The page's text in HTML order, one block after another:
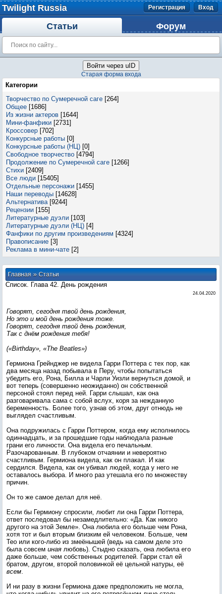
Twilight Russia Регистрация Вход
Статьи Форум
Войти через uID
Старая форма входа
Категории
Творчество по Сумеречной саге [264]
Общее [1686]
Из жизни актеров [1644]
Мини-фанфики [2731]
Кроссовер [702]
Конкурсные работы [0]
Конкурсные работы (НЦ) [0]
Свободное творчество [4794]
Продолжение по Сумеречной саге [1266]
Стихи [2409]
Все люди [15405]
Отдельные персонажи [1455]
Наши переводы [14628]
Альтернатива [9244]
Рецензии [155]
Литературные дуэли [103]
Литературные дуэли (НЦ) [4]
Фанфики по другим произведениям [4324]
Правописание [3]
Реклама в мини-чате [2]
Главная»Статьи
Список. Глава 42. День рождения
24.04.2020
Говорят, сегодня твой день рождения,
Но это и мой день рождения тоже.
Говорят, сегодня твой день рождения,
Так с днём рождения тебя!
(«Birthday», «The Beatles»)
Гермиона Грейнджер не видела Гарри Поттера с тех пор, как
два месяца назад побывала в Перу, чтобы попытаться
убедить его, Рона, Билла и Чарли Уизли вернуться домой, и
вот теперь (совершенно неожиданно) он собственной
персоной стоял перед ней. Гарри слышал, как она
разговаривала сама с собой вслух, коря за нежданную
беременность. Более того, узнав об этом, друг отнюдь не
выглядел счастливым.
Она подружилась с Гарри Поттером, когда ему исполнилось
одиннадцать, и за прошедшие годы наблюдала разные
грани его личности. Она видела его печальным.
Разочарованным. В глубоком отчаянии и невероятно
счастливым. Гермиона видела, как он плакал. И как
сердился. Видела, как он убивал людей, когда у него не
оставалось выбора. И много раз утешала его по множеству
причин.
Он то же самое делал для неё.
Если бы Гермиону спросили, любит ли она Гарри Поттера,
ответ последовал бы незамедлительно: «Да. Как никого
другого на этой Земле». Она любила его больше чем Рона,
хотя тот и был вторым близким ей человеком. Больше, чем
Тео или кого-либо из змеёнышей (ведь на самом деле это
была совсем иная любовь). Стыдно сказать, она любила его
даже больше, чем собственных родителей. Гарри стал ей
братом, другом, второй половинкой её цельной натуры, её
всем.
И ни разу в жизни Гермиона даже предположить не могла,